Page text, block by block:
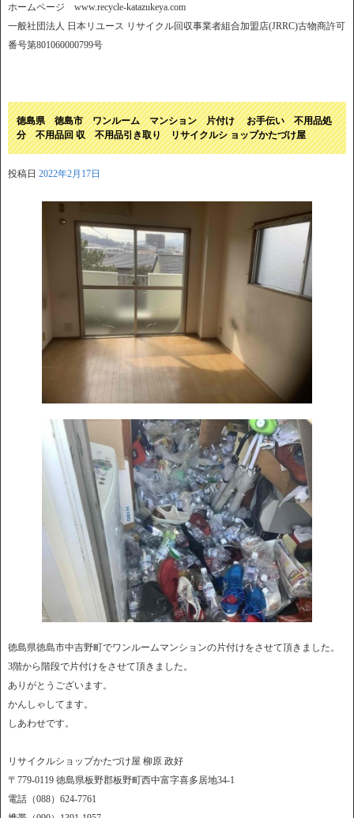
ホームページ www.recycle-katazukeya.com
一般社団法人 日本リユース リサイクル回収事業者組合加盟店(JRRC)古物商許可
番号第801060000799号
徳島県 徳島市 ワンルーム マンション 片付け お手伝い 不用品処
分 不用品回 収 不用品引き取り リサイクルシ ョップかたづけ屋
投稿日 2022年2月17日
徳島県徳島市中吉野町でワンルームマンションの片付けをさせて頂きました。
3階から階段で片付けをさせて頂きました。
ありがとうございます。
かんしゃしてます。
しあわせです。
リサイクルショップかたづけ屋 柳原 政好
〒779-0119 徳島県板野郡板野町西中富字喜多居地34-1
電話（088）624-7761